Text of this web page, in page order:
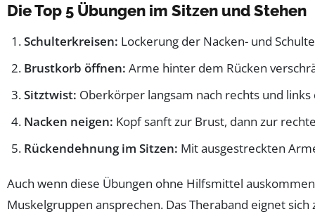
Die Top 5 Übungen im Sitzen und Stehen
Schulterkreisen: Lockerung der Nacken- und
Brustkorb öffnen: Arme hinter dem Rücken
Sitztwist: Oberkörper langsam nach rechts und
Nacken neigen: Kopf sanft zur Brust, dann zur
Rückendehnung im Sitzen: Mit ausgestreckten
Auch wenn diese Übungen ohne Hilfsmittel
Muskelgruppen ansprechen. Das Theraband eignet